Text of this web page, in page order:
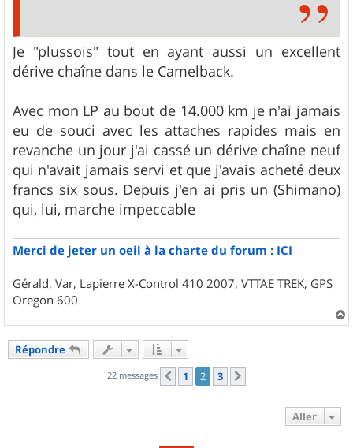
Je "plussois" tout en ayant aussi un excellent
dérive chaîne dans le Camelback.
Avec mon LP au bout de 14.000 km je n'ai jamais
eu de souci avec les attaches rapides mais en
revanche un jour j'ai cassé un dérive chaîne neuf
qui n'avait jamais servi et que j'avais acheté deux
francs six sous. Depuis j'en ai pris un (Shimano)
qui, lui, marche impeccable
Merci de jeter un oeil à la charte du forum : ICI
Gérald, Var, Lapierre X-Control 410 2007, VTTAE TREK, GPS
Oregon 600
a
Répondre
22 messages Précédent
1 2 3
Aller